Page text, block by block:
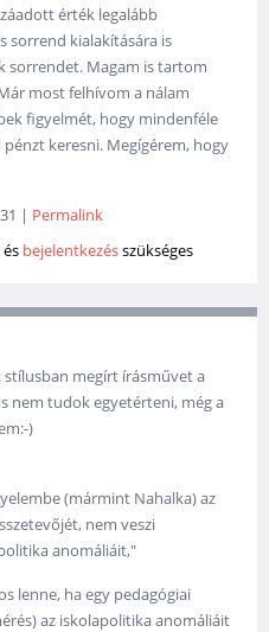
érték legalább
sorrend kialakítására is
sorrendet. Magam is tartom
most felhívom a nálam
figyelmét, hogy mindenféle
keresni. Megígérem, hogy
| Permalink
és bejelentkezésszükséges
stílusban megírt írásművet a
nem tudok egyetérteni, még a
)
(mármint Nahalka) az
nem veszi
anomáliáit,"
lenne, ha egy pedagógiai
az iskolapolitika anomáliáit